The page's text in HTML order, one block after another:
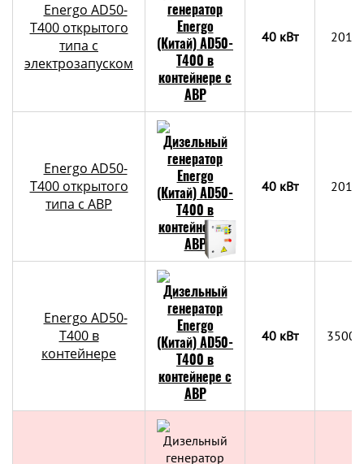
Energo AD50-
T400 открытого
типа с
электрозапуском
40 кВт
Energo AD50-
T400 открытого
типа с АВР
40 кВт
Energo AD50-
T400 в
контейнере
40 кВт